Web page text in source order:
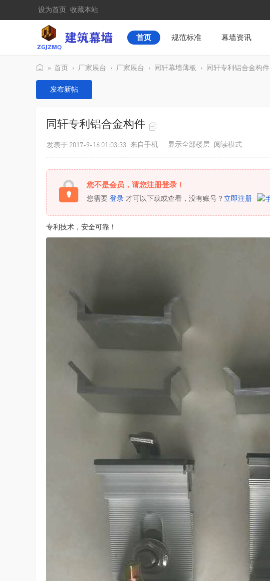
设为首页 收藏本站
首页 规范标准 幕墙资讯
建
筑
» 首页 › 厂家展台 › 厂家展台 › 同轩幕墙薄板 › 同轩专利铝合金构件
发布新帖
同轩专利铝合金构件
发表于 2017-9-16 01:03:33 来自手机 显示全部楼层 阅读模式
您不是会员，请您注册登录！
您需要 登录 才可以下载或查看，没有账号？ 立即注册
专利技术，安全可靠！